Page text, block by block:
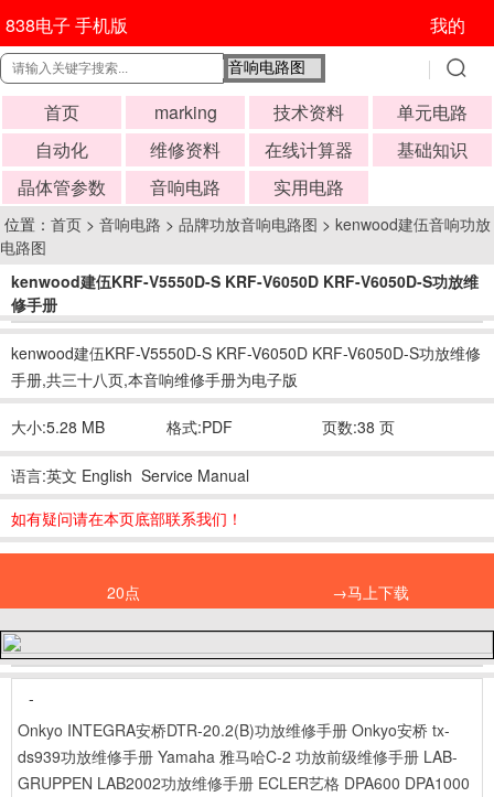
838电子 手机版 我的
首页 marking 技术资料
单元电路
自动化
维修资料 在线计算器
基础知识
晶体管参数
音响电路 实用电路
位置： 首页 > 音响电路 > 品牌功放音响电路图 > kenwood建伍音响功放
电路图
kenwood建伍KRF-V5550D-S KRF-V6050D KRF-V6050D-S功放维
修手册
时间:2017-05-29 05:10:18
kenwood建伍KRF-V5550D-S KRF-V6050D KRF-V6050D-S功放维修
手册,共三十八页,本音响维修手册为电子版
大小:5.28 MB 格式:PDF 页数:38 页
语言:英文 English Service Manual
如有疑问请在本页底部联系我们！
20点 →马上下载
-
Onkyo INTEGRA安桥DTR-20.2(B)功放维修手册 Onkyo安桥 tx-
ds939功放维修手册 Yamaha 雅马哈C-2 功放前级维修手册 LAB-
GRUPPEN LAB2002功放维修手册 ECLER艺格 DPA600 DPA1000